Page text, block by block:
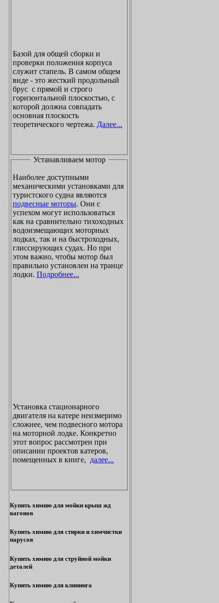
Базой для общей сборки и
проверки положения корпуса
служит стапель. В самом общем
виде - это жесткий продольный
брус с прямой и строго
горизонтальной плоскостью, с
которой должна совпадать
основная плоскость
теоретического чертежа. Далее...
Устанавливаем мотор
Наиболее доступными
механическими установками для
туристского судна являются
подвесные моторы. Они с
успехом могут использоваться
как на сравнительно тихоходных
водоизмещающих моторных
лодках, так и на быстроходных,
глиссирующих судах. Но при
этом важно, чтобы мотор был
правильно установлен на транце
лодки. Подробнее...
Установка стационарного
двигателя на катере неизмеримо
сложнее, чем подвесного мотора
на моторной лодке. Конкретно
этот вопрос рассмотрен при
описании проектов катеров,
помещенных в книге, далее...
Купить химию для мойки крыш жд
вагонов
Купить химию для стирки и химчистки
парусов
Купить химию для струйной мойки
деталей
Купить химию для клининга